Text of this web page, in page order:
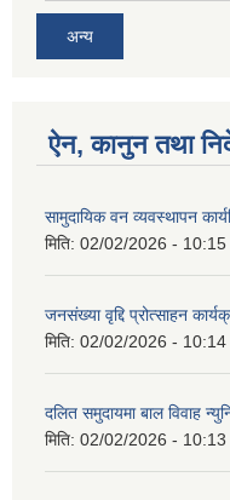
अन्य
ऐन, कानुन तथा
सामुदायिक वन व्यवस्थापन
मिति: 02/02/2026 - 10:15
जनसंख्या वृद्दि प्रोत्साहन
मिति: 02/02/2026 - 10:14
दलित समुदायमा बाल विवाह
मिति: 02/02/2026 - 10:13